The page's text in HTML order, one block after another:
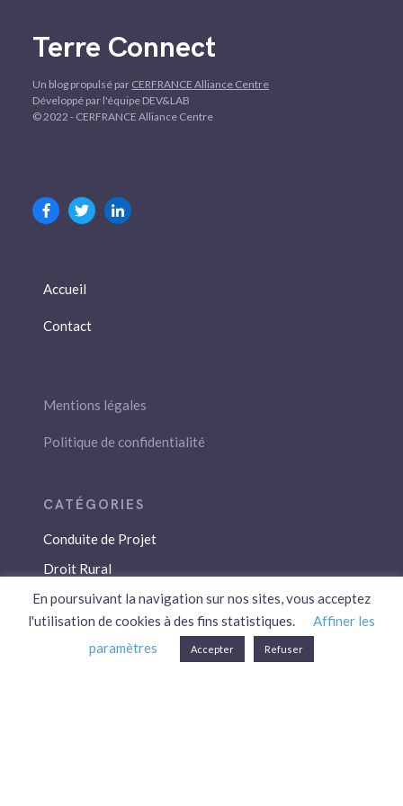
Terre Connect
Un blog propulsé par CERFRANCE Alliance Centre
Développé par l'équipe DEV&LAB
© 2022 - CERFRANCE Alliance Centre
Accueil
Contact
Mentions légales
Politique de confidentialité
Conduite de Projet
Droit Rural
Droit Social
Économie / Gestion
Environnement
En poursuivant la navigation sur nos sites, vous acceptez
l'utilisation de cookies à des fins statistiques.
Affiner les
paramètres
Accepter Refuser